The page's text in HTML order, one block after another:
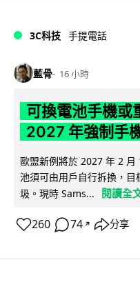
3C科技 手提電話
藍骨 16 小時
可換電池手機
2027 年強制手
歐盟新例將於 2027 年 2
池須可由用戶自行拆換，
圾。現時 Sams...
閱讀全
260 74 ↗ 分享